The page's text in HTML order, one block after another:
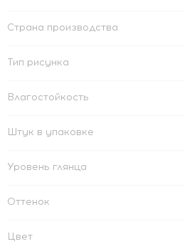
Страна производства
Тип рисунка
Влагостойкость
Штук в упаковке
Уровень глянца
Оттенок
Цвет